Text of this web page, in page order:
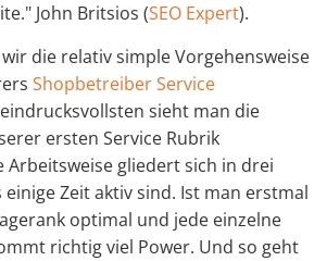
John Britsios (SEO Expert).
die relativ simple Vorgehensweise
Shopbetreiber Service
sieht man die
ersten Service Rubrik
Arbeitsweise gliedert sich in drei
einige Zeit aktiv sind. Ist man erstmal
optimal und jede einzelne
richtig viel Power. Und so geht